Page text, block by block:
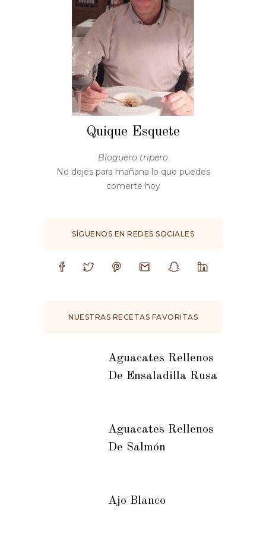
Quique Esquete
Bloguero tripero
No dejes para mañana lo que puedes
comerte hoy
SÍGUENOS EN REDES SOCIALES
NUESTRAS RECETAS FAVORITAS
Aguacates Rellenos
De Ensaladilla Rusa
Aguacates Rellenos
De Salmón
Ajo Blanco